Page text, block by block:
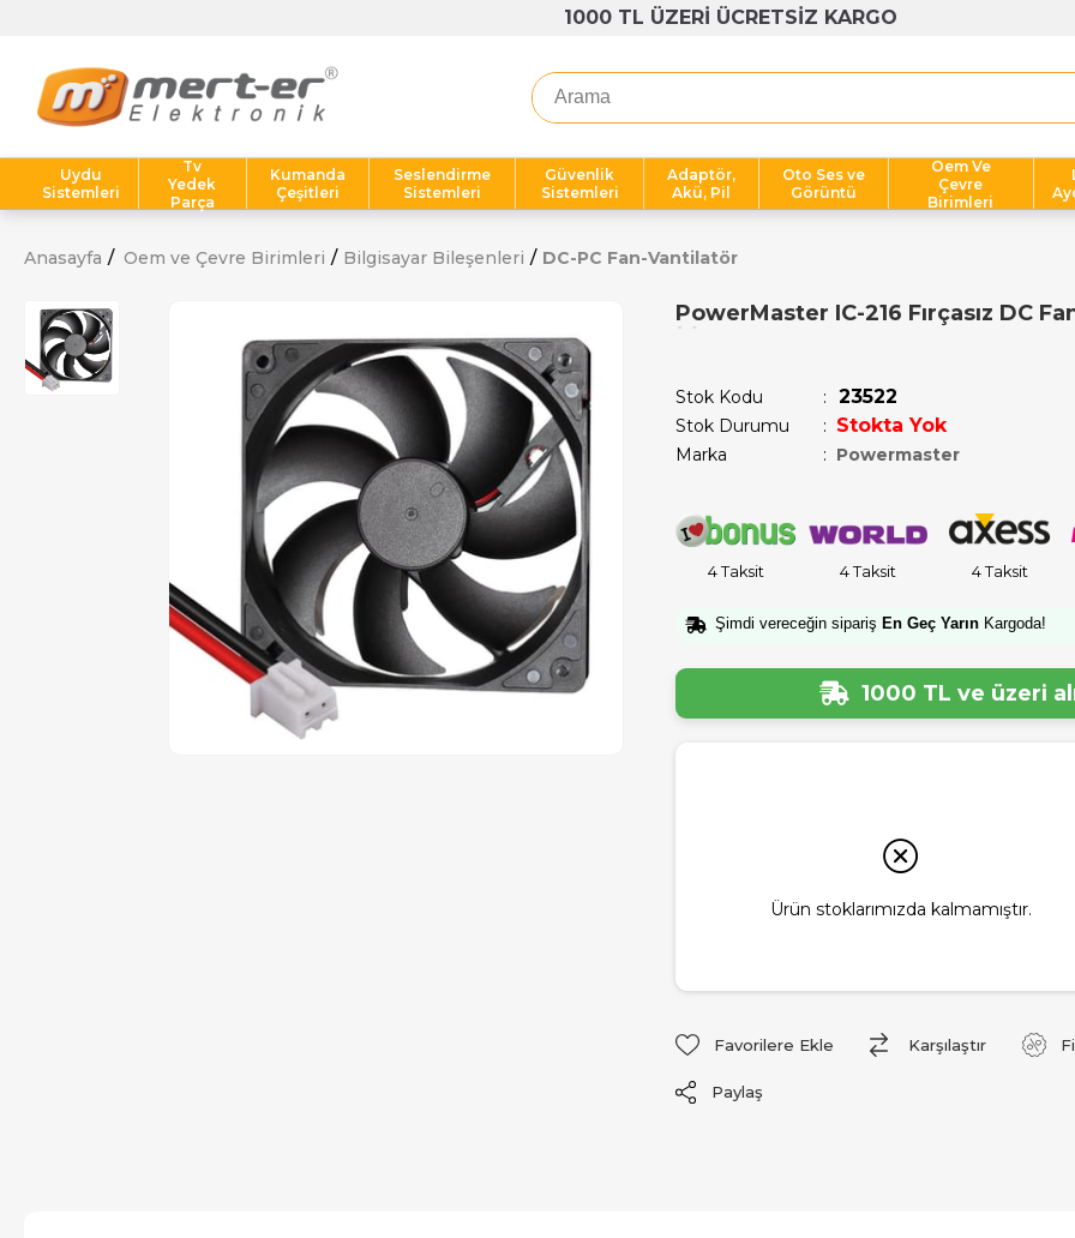
1000 TL ÜZERİ ÜCRETSİZ KARGO
Uydu
Sistemleri
Tv
Yedek
Parça
Kumanda
Çeşitleri
Seslendirme
Sistemleri
Güvenlik
Sistemleri
Adaptör,
Akü, Pil
Oto Ses ve
Görüntü
Oem Ve
Çevre
Birimleri
Anasayfa Oem ve Çevre Birimleri Bilgisayar Bileşenleri DC-PC Fan-Vantilatör
PowerMaster IC-216 Fırçasız DC
Stok Kodu 23522
Stok Durumu : Stokta Yok
Marka : Powermaster
4 Taksit 4 Taksit 4 Taksit
Şimdi vereceğin sipariş En Geç Yarın Kargoda!
1000 TL ve üzeri
Ürün stoklarımızda kalmamıştır.
Favorilere Ekle Karşılaştır
Paylaş